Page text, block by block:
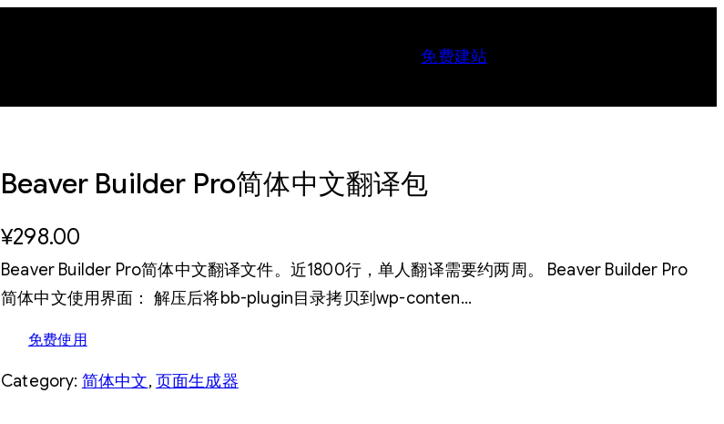
免费建站
Beaver Builder Pro简体中文翻译包
¥298.00
Beaver Builder Pro简体中文翻译文件。近1800行，单人翻译需要约两周。 Beaver Builder Pro
简体中文使用界面： 解压后将bb-plugin目录拷贝到wp-conten…
免费使用
Category: 简体中文, 页面生成器